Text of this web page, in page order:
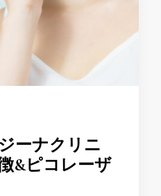
ーナクリニ
&ピコレーザ